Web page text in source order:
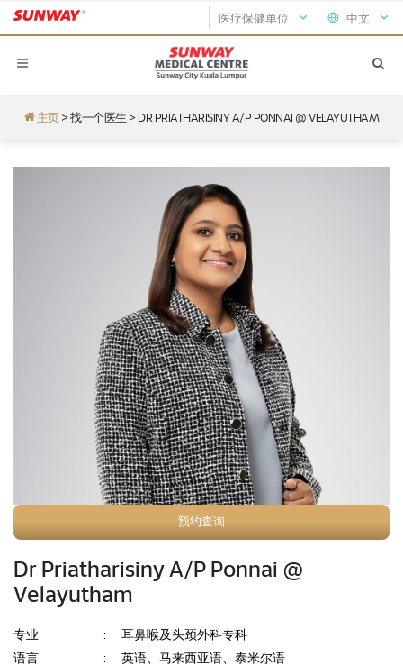
中文
医疗保健单位
主页 >找一个医生 > DR PRIATHARISINY A/P PONNAI @ VELAYUTHAM
预约查询
Dr Priatharisiny A/P Ponnai @
Velayutham
专业 :
耳鼻喉及头颈外科专科
语言
:
英语、马来西亚语、泰米尔语